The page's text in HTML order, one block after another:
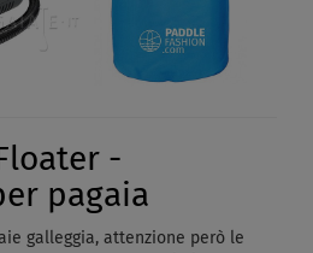
-
pagaia
galleggia, attenzione però le